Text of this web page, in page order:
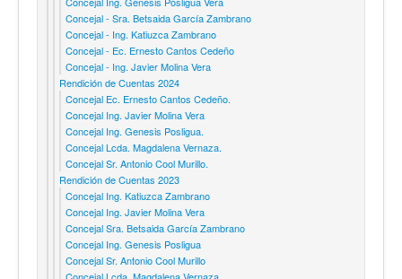
Concejal - Sra. Betsaida García Zambrano
Concejal - Ing. Katiuzca Zambrano
Concejal - Ec. Ernesto Cantos Cedeño
Concejal - Ing. Javier Molina Vera
Rendición de Cuentas 2024
Concejal Ec. Ernesto Cantos Cedeño.
Concejal Ing. Javier Molina Vera
Concejal Ing. Genesis Posligua.
Concejal Lcda. Magdalena Vernaza.
Concejal Sr. Antonio Cool Murillo.
Rendición de Cuentas 2023
Concejal Ing. Katiuzca Zambrano
Concejal Ing. Javier Molina Vera
Concejal Sra. Betsaida García Zambrano
Concejal Ing. Genesis Posligua
Concejal Sr. Antonio Cool Murillo